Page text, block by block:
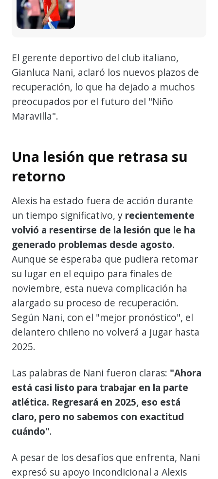
El gerente deportivo del club italiano,
Gianluca Nani, aclaró los nuevos plazos de
recuperación, lo que ha dejado a muchos
preocupados por el futuro del "Niño
Maravilla".
Una lesión que retrasa su
retorno
Alexis ha estado fuera de acción durante
un tiempo significativo, y recientemente
volvió a resentirse de la lesión que le ha
generado problemas desde agosto.
Aunque se esperaba que pudiera retomar
su lugar en el equipo para finales de
noviembre, esta nueva complicación ha
alargado su proceso de recuperación.
Según Nani, con el "mejor pronóstico", el
delantero chileno no volverá a jugar hasta
2025.
Las palabras de Nani fueron claras: "Ahora
está casi listo para trabajar en la parte
atlética. Regresará en 2025, eso está
claro, pero no sabemos con exactitud
cuándo".
A pesar de los desafíos que enfrenta, Nani
expresó su apoyo incondicional a Alexis